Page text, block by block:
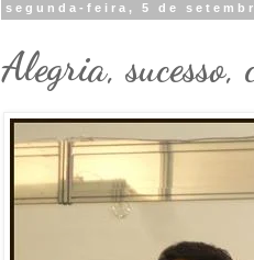
segunda-feira, 5 de
Alegria,